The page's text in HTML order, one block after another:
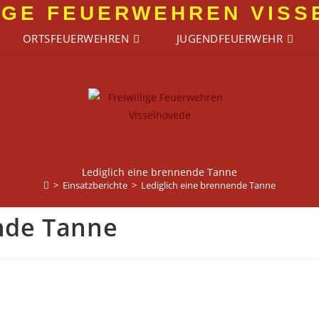
FEUERWEHREN
ORTSFEUERWEHREN JUGENDFEUERWEHR
Lediglich eine brennende Tanne
> Einsatzberichte > Lediglich eine brennende Tanne
Tanne